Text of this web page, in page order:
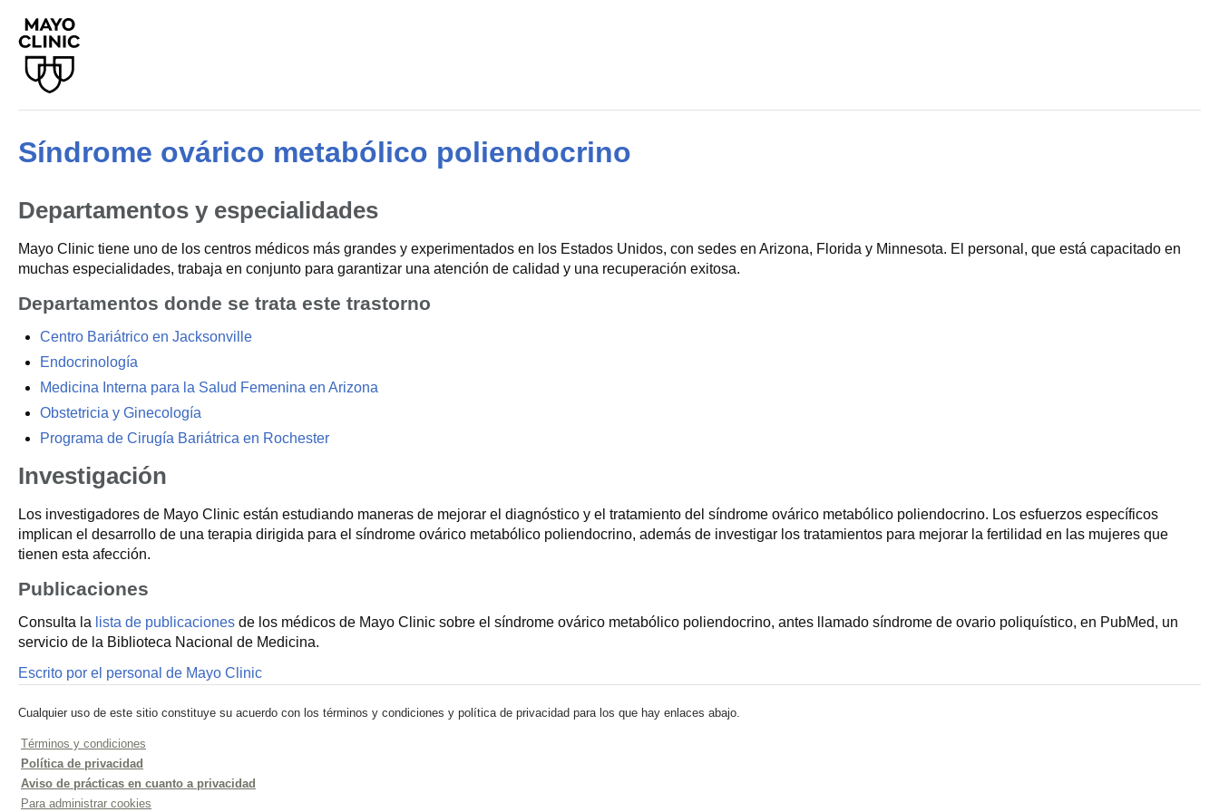
Síndrome ovárico metabólico poliendocrino
Departamentos y especialidades
Mayo Clinic tiene uno de los centros médicos más grandes y experimentados en los Estados Unidos, con sedes en Arizona, Florida y Minnesota. El personal, que está capacitado en
muchas especialidades, trabaja en conjunto para garantizar una atención de calidad y una recuperación exitosa.
Departamentos donde se trata este trastorno
Centro Bariátrico en Jacksonville
Endocrinología
Medicina Interna para la Salud Femenina en Arizona
Obstetricia y Ginecología
Programa de Cirugía Bariátrica en Rochester
Investigación
Los investigadores de Mayo Clinic están estudiando maneras de mejorar el diagnóstico y el tratamiento del síndrome ovárico metabólico poliendocrino. Los esfuerzos específicos
implican el desarrollo de una terapia dirigida para el síndrome ovárico metabólico poliendocrino, además de investigar los tratamientos para mejorar la fertilidad en las mujeres que
tienen esta afección.
Publicaciones
Consulta la lista de publicaciones de los médicos de Mayo Clinic sobre el síndrome ovárico metabólico poliendocrino, antes llamado síndrome de ovario poliquístico, en PubMed, un
servicio de la Biblioteca Nacional de Medicina.
Escrito por el personal de Mayo Clinic
Cualquier uso de este sitio constituye su acuerdo con los términos y condiciones y política de privacidad para los que hay enlaces abajo.
Términos y condiciones
Política de privacidad
Aviso de prácticas en cuanto a privacidad
Para administrar cookies